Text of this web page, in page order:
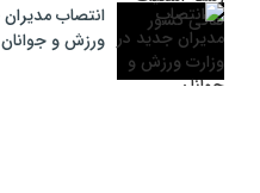
انتصاب
ورزش و جوانان